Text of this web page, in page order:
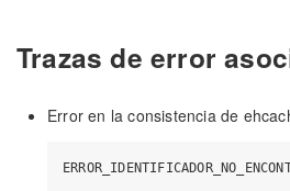
Trazas de error
Error en la consistencia de